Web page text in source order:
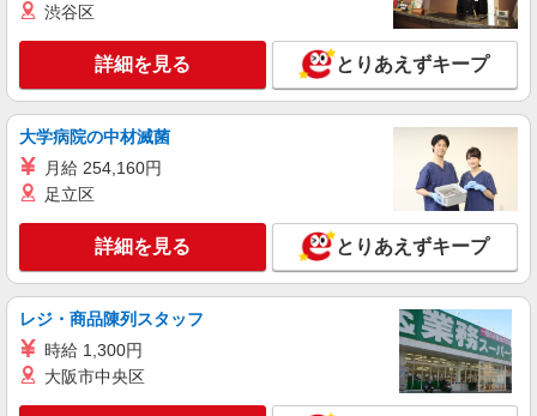
キープ 詳細を見る
アルバイト パート
サーティワンアイスクリーム
アイスクリーム販売スタッフ（飲食業）
［アルバイト・パート］時給1,200円 ※高校
青森県上北郡おいらせ町中野平40-1 イオンモ
ール下田
キープ 詳細を見る
正社員
渋谷区
詳細を見る とりあえずキープ
大学病院の中材滅菌
月給 254,160円
足立区
詳細を見る とりあえずキープ
レジ・商品陳列スタッフ
時給 1,300円
大阪市中央区